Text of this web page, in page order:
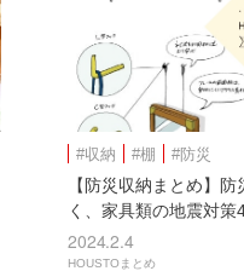
#収納 #棚 #防災
【防災収納まとめ】
く、家具類の地震対策
2024.2.4
HOUSTOまとめ